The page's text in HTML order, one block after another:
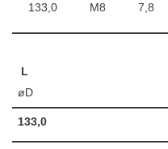
133,0 M8 7,8
L
øD
133,0